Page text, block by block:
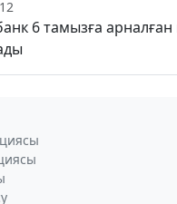
6 тамызға